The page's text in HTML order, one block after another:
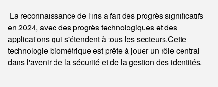
La reconnaissance de l'iris a fait des progrès significatifs
en 2024, avec des progrès technologiques et des
applications qui s'étendent à tous les secteurs.Cette
technologie biométrique est prête à jouer un rôle central
dans l'avenir de la sécurité et de la gestion des identités.